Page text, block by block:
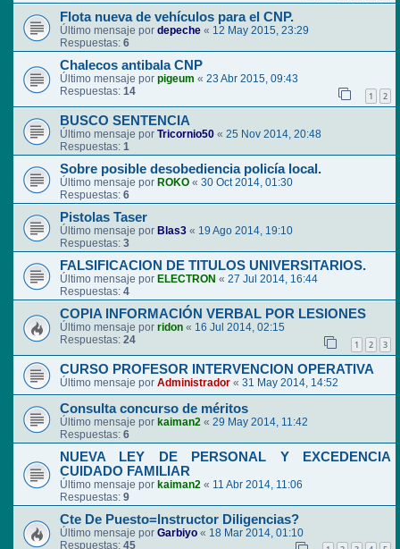
Flota nueva de vehículos para el CNP.
Último mensaje por depeche « 12 May 2015, 23:29
Respuestas: 6
Chalecos antibala CNP
Último mensaje por pigeum « 23 Abr 2015, 09:43
Respuestas: 14 1 2
BUSCO SENTENCIA
Último mensaje por Tricornio50 « 25 Nov 2014, 20:48
Respuestas: 1
Sobre posible desobediencia policía local.
Último mensaje por ROKO « 30 Oct 2014, 01:30
Respuestas: 6
Pistolas Taser
Último mensaje por Blas3 « 19 Ago 2014, 19:10
Respuestas: 3
FALSIFICACION DE TITULOS UNIVERSITARIOS.
Último mensaje por ELECTRON « 27 Jul 2014, 16:44
Respuestas: 4
COPIA INFORMACIÓN VERBAL POR LESIONES
Último mensaje por ridon « 16 Jul 2014, 02:15
Respuestas: 24 1 2 3
CURSO PROFESOR INTERVENCION OPERATIVA
Último mensaje por Administrador « 31 May 2014, 14:52
Consulta concurso de méritos
Último mensaje por kaiman2 « 29 May 2014, 11:42
Respuestas: 6
NUEVA LEY DE PERSONAL Y EXCEDENCIA
CUIDADO FAMILIAR
Último mensaje por kaiman2 « 11 Abr 2014, 11:06
Respuestas: 9
Cte De Puesto=Instructor Diligencias?
Último mensaje por Garbiyo « 18 Mar 2014, 01:10
Respuestas: 45